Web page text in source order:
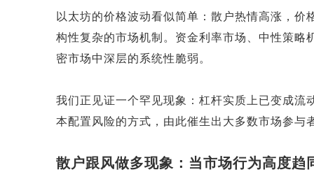
以太坊的价格波动看似简单：散户热情高涨，
构性复杂的市场机制。资金利率市场、中性策
密市场中深层的系统性脆弱。
我们正见证一个罕见现象：杠杆实质上已变成
本配置风险的方式，由此催生出大多数市场参与
散户跟风做多现象：当市场行为高度趋